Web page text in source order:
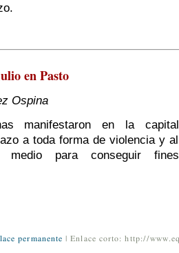
en Pasto
Ospina
manifestaron en la capital
a toda forma de violencia y al
medio para conseguir fines
permanente | Enlace corto: http://